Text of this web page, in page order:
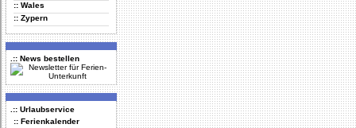
:: Wales
:: Zypern
.:: News bestellen
.:: Urlaubservice
:: Ferienkalender